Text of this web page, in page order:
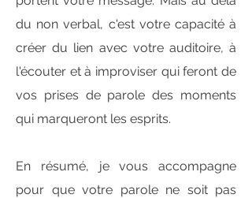
du non verbal, c'est votre capacité à
créer du lien avec votre auditoire, à
l'écouter et à improviser qui feront de
vos prises de parole des moments
qui marqueront les esprits.
En résumé, je vous accompagne
pour que votre parole ne soit pas